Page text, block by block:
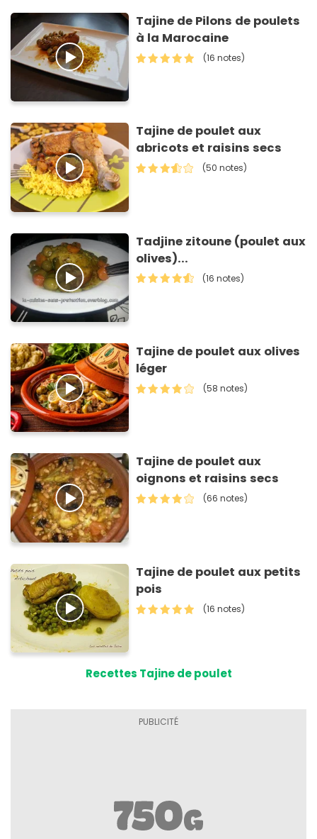
Tajine de Pilons de poulets
à la Marocaine
(16 notes)
Tajine de poulet aux
abricots et raisins secs
(50 notes)
Tadjine zitoune (poulet aux
olives)...
(16 notes)
Tajine de poulet aux olives
léger
(58 notes)
Tajine de poulet aux
oignons et raisins secs
(66 notes)
Tajine de poulet aux petits
pois
(16 notes)
Recettes Tajine de poulet